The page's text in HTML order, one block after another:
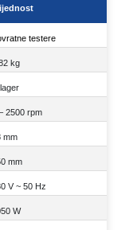
testere
kg
2500 rpm
mm
mm
V ~ 50 Hz
W